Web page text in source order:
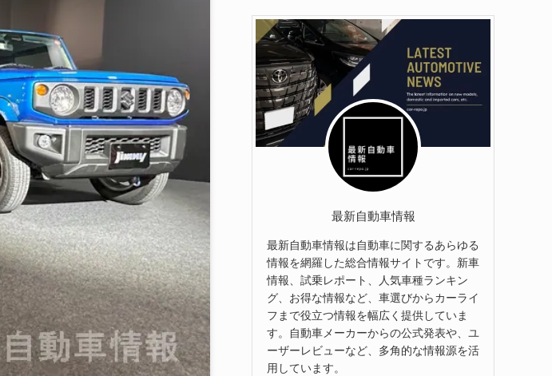
最新自動車情報
最新自動車情報は自動車に関するあらゆる
情報を網羅した総合情報サイトです。新車
情報、試乗レポート、人気車種ランキン
グ、お得な情報など、車選びからカーライ
フまで役立つ情報を幅広く提供していま
す。自動車メーカーからの公式発表や、ユ
ーザーレビューなど、多角的な情報源を活
用しています。